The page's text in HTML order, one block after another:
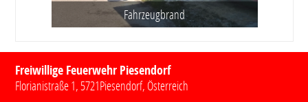
Fahrzeugbrand
Freiwillige Feuerwehr Piesendorf
Florianistraße 1, 5721Piesendorf, Österreich